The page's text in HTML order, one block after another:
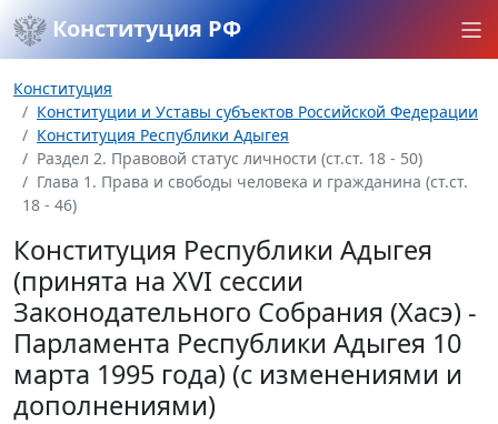
Конституция РФ
Конституция
Конституции и Уставы субъектов Российской Федерации
Конституция Республики Адыгея
Раздел 2. Правовой статус личности (ст.ст. 18 - 50)
Глава 1. Права и свободы человека и гражданина (ст.ст.
18 - 46)
Конституция Республики Адыгея
(принята на XVI сессии
Законодательного Собрания (Хасэ) -
Парламента Республики Адыгея 10
марта 1995 года) (с изменениями и
дополнениями)